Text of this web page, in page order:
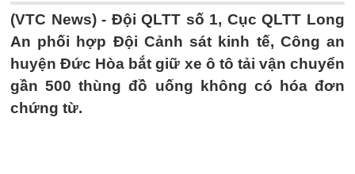
(VTC News) - Đội QLTT số 1, Cục QLTT Long
An phối hợp Đội Cảnh sát kinh tế, Công an
huyện Đức Hòa bắt giữ xe ô tô tải vận chuyển
gần 500 thùng đồ uống không có hóa đơn
chứng từ.